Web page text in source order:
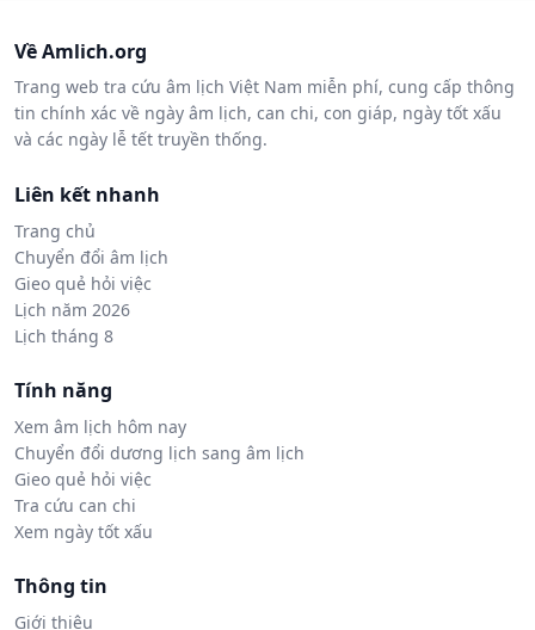
Về Amlich.org
Trang web tra cứu âm lịch Việt Nam miễn phí, cung cấp thông
tin chính xác về ngày âm lịch, can chi, con giáp, ngày tốt xấu
và các ngày lễ tết truyền thống.
Liên kết nhanh
Trang chủ
Chuyển đổi âm lịch
Gieo quẻ hỏi việc
Lịch năm 2026
Lịch tháng 8
Tính năng
Xem âm lịch hôm nay
Chuyển đổi dương lịch sang âm lịch
Gieo quẻ hỏi việc
Tra cứu can chi
Xem ngày tốt xấu
Thông tin
Giới thiệu